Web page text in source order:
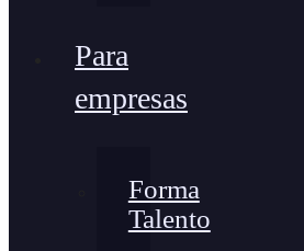
Para
empresas
Forma
Talento